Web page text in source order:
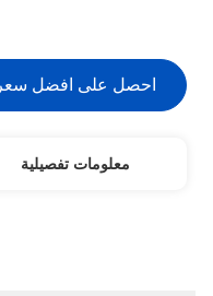
احصل على افضل سعر
معلومات تفصيلية